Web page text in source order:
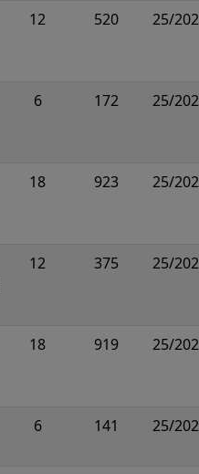
12 520 25/
6 172 25/
18 923 25/
12 375 25/
18 919 25/
6 141 25/